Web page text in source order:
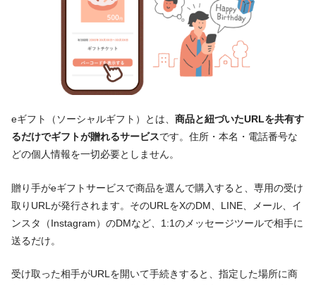
eギフト（ソーシャルギフト）とは、 商品と紐づいたURLを共有す
るだけでギフトが贈れるサービスです。住所・本名・電話番号な
どの個人情報を一切必要としません。
贈り手がeギフトサービスで商品を選んで購入すると、専用の受け
取りURLが発行されます。そのURLをXのDM、LINE、メール、イ
ンスタ（Instagram）のDMなど、1:1のメッセージツールで相手に
送るだけ。
受け取った相手がURLを開いて手続きすると、指定した場所に商